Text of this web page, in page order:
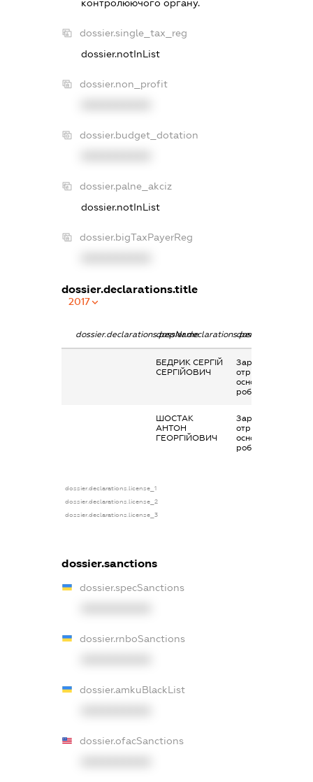
контролюючого органу.
dossier.single_tax_reg
dossier.notInList
dossier.non_profit
dossier.budget_dotation
dossier.palne_akciz
dossier.notInList
dossier.bigTaxPayerReg
dossier.declarations.title
2017
dossier.declarations.pepNamedossier.declarations.personName
БЕДРИК СЕРГІЙ
СЕРГІЙОВИЧ
Заробітна плата
отримана за
основним місцем
роботи
ШОСТАК
АНТОН
ГЕОРГІЙОВИЧ
Заробітна плата
отримана за
основним місцем
роботи
dossier.declarations.license_1
dossier.declarations.license_2
dossier.declarations.license_3
dossier.sanctions
dossier.specSanctions
dossier.rnboSanctions
dossier.amkuBlackList
dossier.ofacSanctions